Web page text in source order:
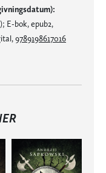
E-bok, epub2,
9789198617016